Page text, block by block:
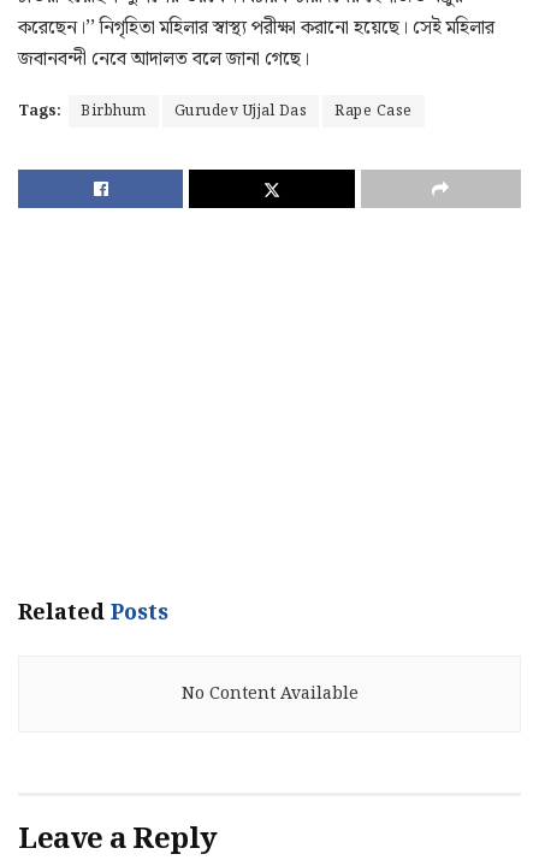
করেছেন।’’ নিগৃহিতা মহিলার স্বাস্থ্য পরীক্ষা করানো হয়েছে। সেই মহিলার
জবানবন্দী নেবে আদালত বলে জানা গেছে।
Tags: Birbhum Gurudev Ujjal Das Rape Case
RelatedPosts
No Content Available
Leave a Reply